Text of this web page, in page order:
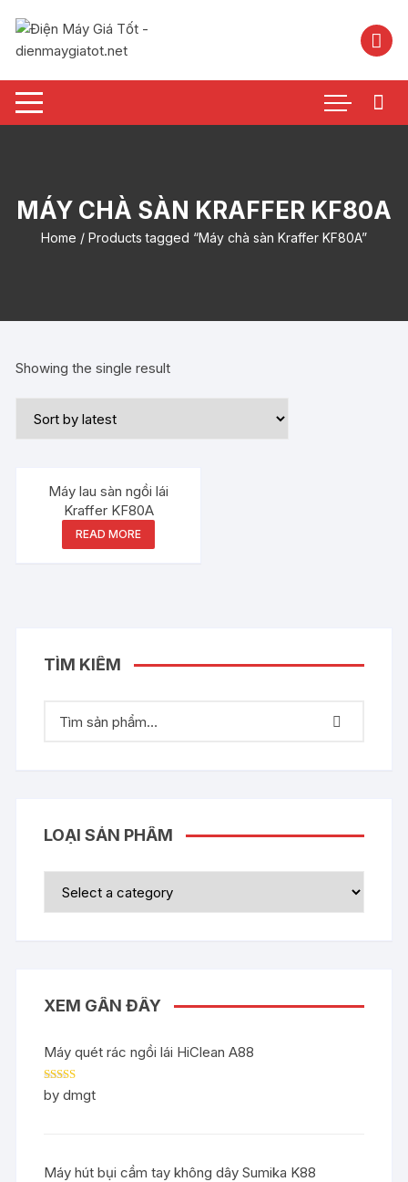
nội
MÁY CHÀ SÀN KRAFFER KF80A
Home / Products tagged “Máy chà sàn Kraffer KF80A”
Showing the single result
Máy lau sàn ngồi lái
Kraffer KF80A
READ MORE
TÌM KIẾM
LOẠI SẢN PHẨM
XEM GẦN ĐÂY
Máy quét rác ngồi lái HiClean A88
Rated5out
of 5
by dmgt
Máy hút bụi cầm tay không dây Sumika K88